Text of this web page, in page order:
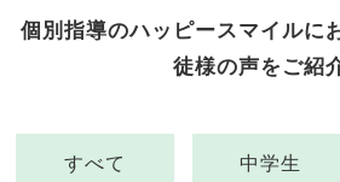
個別指導のハッピースマイルに
徒様の声をご紹
すべて 中学生